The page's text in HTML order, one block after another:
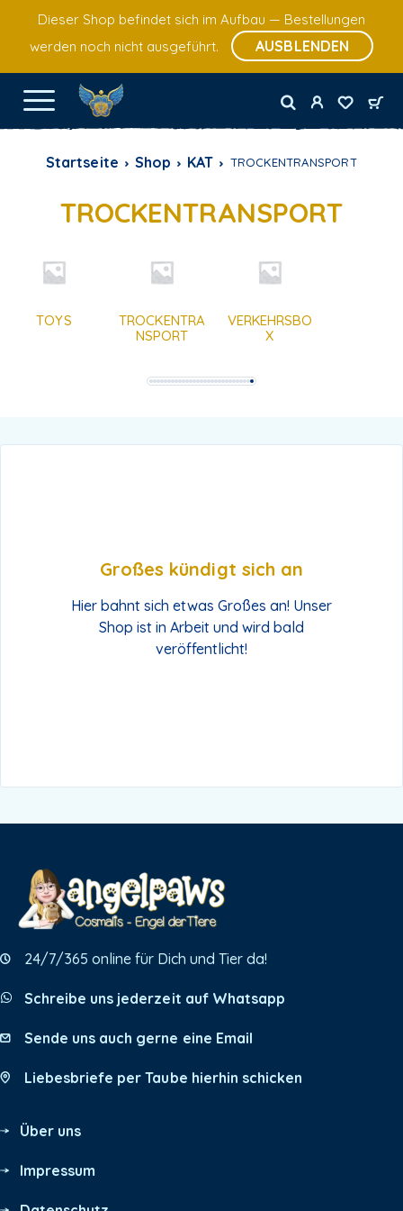
Dieser Shop befindet sich im Aufbau — Bestellungen
werden noch nicht ausgeführt.
AUSBLENDEN
Startseite Shop KAT TROCKENTRANSPORT
TROCKENTRANSPORT
TOYS
TROCKENTRA
NSPORT
VERKEHRSBO
X
Großes kündigt sich an
Hier bahnt sich etwas Großes an! Unser
Shop ist in Arbeit und wird bald
veröffentlicht!
24/7/365 online für Dich und Tier da!
Schreibe uns jederzeit auf Whatsapp
Sende uns auch gerne eine Email
Liebesbriefe per Taube hierhin schicken
Über uns
Impressum